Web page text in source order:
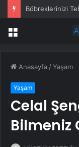
Böbreklerinizi
Menü
Anasayfa /Yaşam
Yaşam
Celal
Bilmeniz